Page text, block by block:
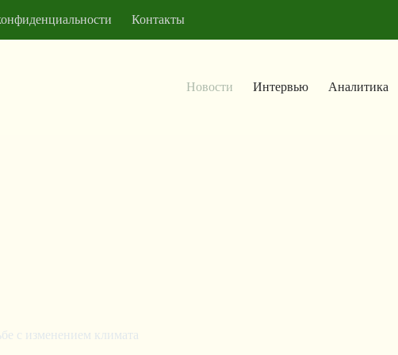
Контакты
Новости Интервью Аналитика
с изменением климата